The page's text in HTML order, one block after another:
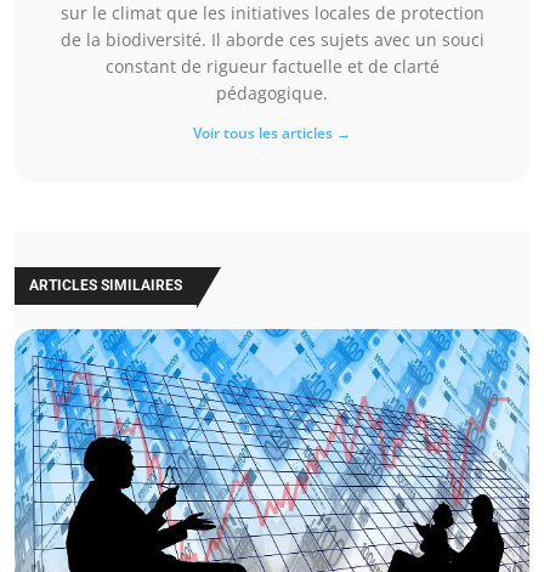
sur le climat que les initiatives locales de protection
de la biodiversité. Il aborde ces sujets avec un souci
constant de rigueur factuelle et de clarté
pédagogique.
Voir tous les articles →
ARTICLES SIMILAIRES